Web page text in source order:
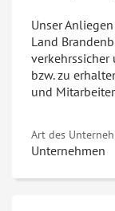
Unser
Land
bzw. zu
und
Art des
Unternehmen